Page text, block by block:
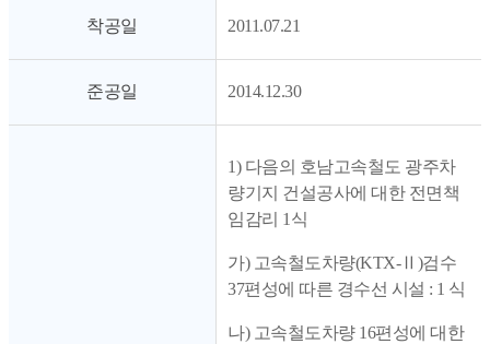
착공일 2011.07.21
준공일 2014.12.30
1) 다음의 호남고속철도 광주차
량기지 건설공사에 대한 전면책
임감리 1식
가) 고속철도차량(KTX-Ⅱ)검수
37편성에 따른 경수선 시설 : 1 식
나) 고속철도차량 16편성에 대한